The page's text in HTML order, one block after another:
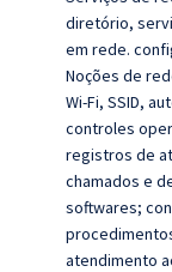
diretório,
em rede.
Noções de
Wi-Fi, SSID,
controles
registros de
chamados e
softwares;
atendimento